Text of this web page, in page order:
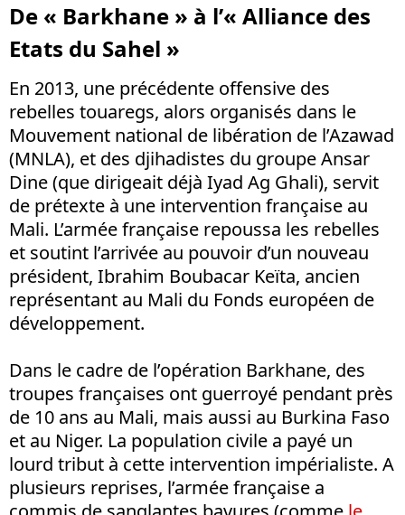
De « Barkhane » à l’« Alliance des
Etats du Sahel »
En 2013, une précédente offensive des
rebelles touaregs, alors organisés dans le
Mouvement national de libération de l’Azawad
(MNLA), et des djihadistes du groupe Ansar
Dine (que dirigeait déjà Iyad Ag Ghali), servit
de prétexte à une intervention française au
Mali. L’armée française repoussa les rebelles
et soutint l’arrivée au pouvoir d’un nouveau
président, Ibrahim Boubacar Keïta, ancien
représentant au Mali du Fonds européen de
développement.
Dans le cadre de l’opération Barkhane, des
troupes françaises ont guerroyé pendant près
de 10 ans au Mali, mais aussi au Burkina Faso
et au Niger. La population civile a payé un
lourd tribut à cette intervention impérialiste. A
plusieurs reprises, l’armée française a